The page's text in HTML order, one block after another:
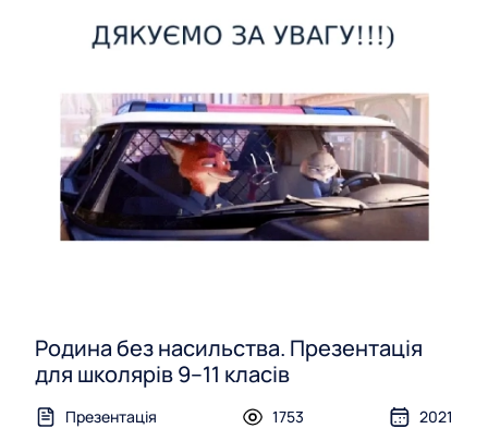
Родина без насильства. Презентація
для школярів 9–11 класів
Презентація 1753 2021